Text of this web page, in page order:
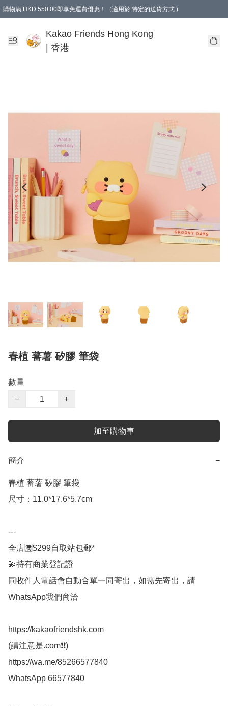
購物滿 HKD 550.00即享免運費優惠！（適用於 特定的送貨方式 )
Kakao Friends Hong Kong
| 香港
春植 蕃薯 矽膠 筆袋
數量
−
+
加至購物車
簡介 −
春植 蕃薯 矽膠 筆袋
尺寸：11.0*17.6*5.7cm
---
全店🈵$299自取站包郵*
💫持有商業登記證
同收件人電話會自動合單一同寄出，如需先寄出，請
WhatsApp我們商洽
https://kakaofriendshk.com
(請注意是.com❗❗)
https://wa.me/85266577840
WhatsApp 66577840